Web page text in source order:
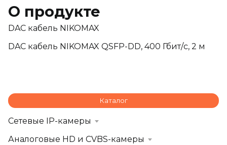
О продукте
DAC кабель NIKOMAX
DAC кабель NIKOMAX QSFP-DD, 400 Гбит/с, 2 м
Каталог
Сетевые IP-камеры
Аналоговые HD и CVBS-камеры